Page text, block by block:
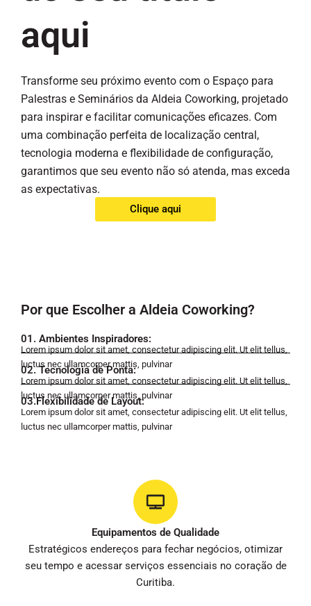
aqui
Transforme seu próximo evento com o Espaço para
Palestras e Seminários da Aldeia Coworking, projetado
para inspirar e facilitar comunicações eficazes. Com
uma combinação perfeita de localização central,
tecnologia moderna e flexibilidade de configuração,
garantimos que seu evento não só atenda, mas exceda
as expectativas.
Clique aqui
Por que Escolher a Aldeia Coworking?
01. Ambientes Inspiradores:
Lorem ipsum dolor sit amet, consectetur adipiscing elit. Ut elit tellus,
luctus nec ullamcorper mattis, pulvinar
02. Tecnologia de Ponta:
Lorem ipsum dolor sit amet, consectetur adipiscing elit. Ut elit tellus,
luctus nec ullamcorper mattis, pulvinar
03.Flexibilidade de Layout:
Lorem ipsum dolor sit amet, consectetur adipiscing elit. Ut elit tellus,
luctus nec ullamcorper mattis, pulvinar
Equipamentos de Qualidade
Estratégicos endereços para fechar negócios, otimizar
seu tempo e acessar serviços essenciais no coração de
Curitiba.